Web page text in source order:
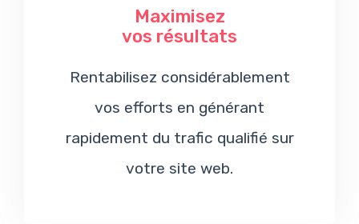
Maximisez
vos résultats
Rentabilisez considérablement
vos efforts en générant
rapidement du trafic qualifié sur
votre site web.